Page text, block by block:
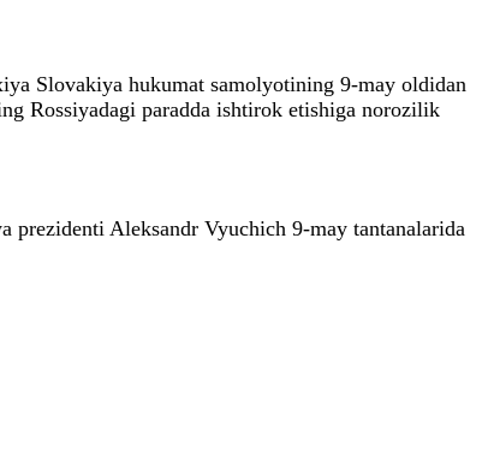
Slovakiya hukumat samolyotining 9-may oldidan
Rossiyadagi paradda ishtirok etishiga norozilik
prezidenti Aleksandr Vyuchich 9-may tantanalarida